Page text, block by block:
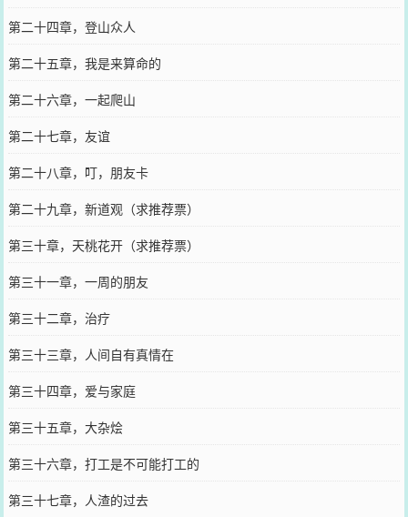
第二十四章，登山众人
第二十五章，我是来算命的
第二十六章，一起爬山
第二十七章，友谊
第二十八章，叮，朋友卡
第二十九章，新道观（求推荐票）
第三十章，天桃花开（求推荐票）
第三十一章，一周的朋友
第三十二章，治疗
第三十三章，人间自有真情在
第三十四章，爱与家庭
第三十五章，大杂烩
第三十六章，打工是不可能打工的
第三十七章，人渣的过去